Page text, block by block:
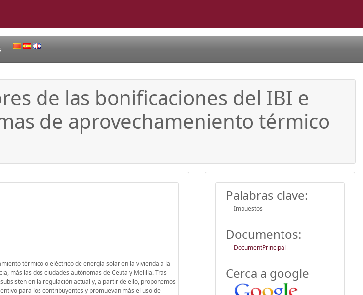
de las bonificaciones del IBI e
de aprovechameniento térmico
térmico o eléctrico de energía solar en la vivienda a la
más las dos ciudades autónomas de Ceuta y Melilla. Tras
en la regulación actual y, a partir de ello, proponemos
para los contribuyentes y promuevan más el uso de
Palabras clave:
Impuestos
Documentos:
DocumentPrincipal
Cerca a google